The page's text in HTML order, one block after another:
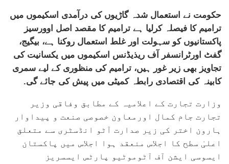
حکومت نے استعمال شدہ گاڑیوں کی درآمدی اسکیموں میں
ترامیم کا فیصلہ کرلیا ہے ترامیم کا مقصد اصل اوورسیز
پاکستانیوں کو سہولت اور غلط استعمال روکنا ہے، بیگیج،
گفٹ اورٹرانسفر آف ریذیڈنس اسکیموں میں یکسانیت کی
تجاویز بھی زیر غور ہیں، ترامیم کی منظوری کے لیے سمری
کابینہ کی اقتصادی رابطہ کمیٹی میں پیش کی جائے گی.
وزارت تجارت کے اعلامیہ کے مطابق وفاقی وزیر
تجارت جام کمال اورمعاون خصوصی صنعت و پیداوار
ہارون اختر کی زیر صدارت آٹو انڈسٹری سے متعلق
اعلیٰ سطح کا اجلاس منعقد ہوا اجلاس میں پاکستان
ایسوسی ایشن آف آٹوموٹیو پارٹس ایسسریز